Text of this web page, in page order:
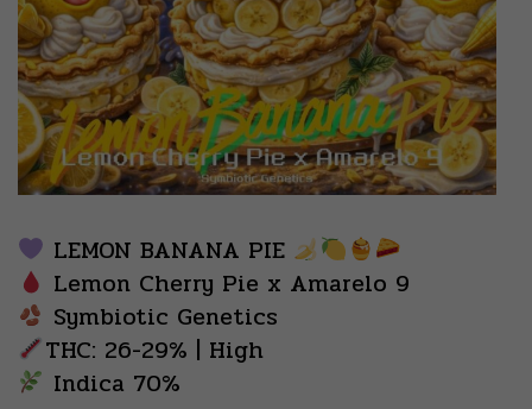
LEMON BANANA PIE
Lemon Cherry Pie x Amarelo 9
Symbiotic Genetics
THC: 26-29% | High
Indica 70%